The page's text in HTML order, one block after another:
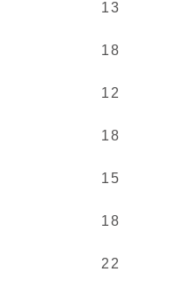
13
18
12
18
15
18
22